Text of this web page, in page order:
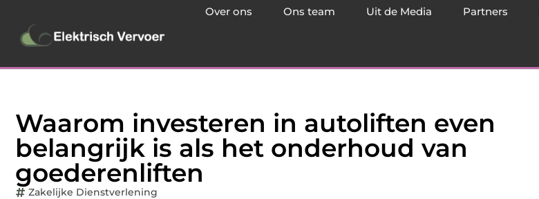
Over ons Ons team Uit de Media Partners
Waarom investeren in autoliften even
belangrijk is als het onderhoud van
goederenliften
Zakelijke Dienstverlening